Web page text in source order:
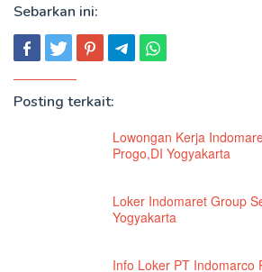
Sebarkan ini:
Posting terkait:
Lowongan Kerja
Progo,DI Yogyakarta
Loker Indomaret Group
Yogyakarta
Info Loker PT Indomarco